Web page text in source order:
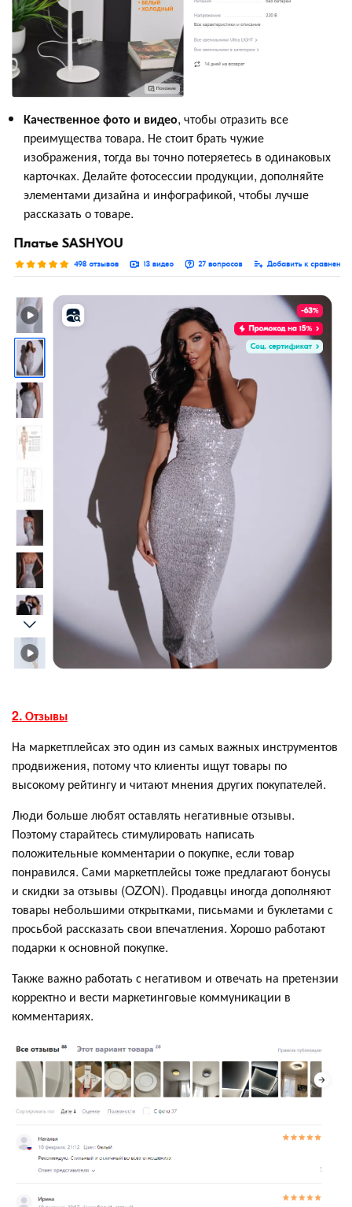
Качественное фото и видео, чтобы отразить все
преимущества товара. Не стоит брать чужие
изображения, тогда вы точно потеряетесь в одинаковых
карточках. Делайте фотосессии продукции, дополняйте
элементами дизайна и инфографикой, чтобы лучше
рассказать о товаре.
2. Отзывы
На маркетплейсах это один из самых важных инструментов
продвижения, потому что клиенты ищут товары по
высокому рейтингу и читают мнения других покупателей.
Люди больше любят оставлять негативные отзывы.
Поэтому старайтесь стимулировать написать
положительные комментарии о покупке, если товар
понравился. Сами маркетплейсы тоже предлагают бонусы
и скидки за отзывы (OZON). Продавцы иногда дополняют
товары небольшими открытками, письмами и буклетами с
просьбой рассказать свои впечатления. Хорошо работают
подарки к основной покупке.
Также важно работать с негативом и отвечать на претензии
корректно и вести маркетинговые коммуникации в
комментариях.